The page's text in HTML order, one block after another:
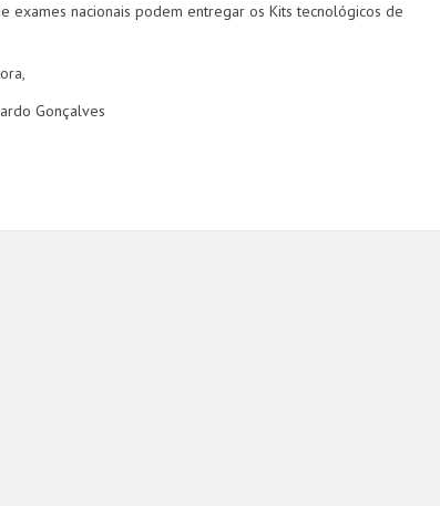
exames nacionais podem entregar os Kits tecnológicos de
Gonçalves